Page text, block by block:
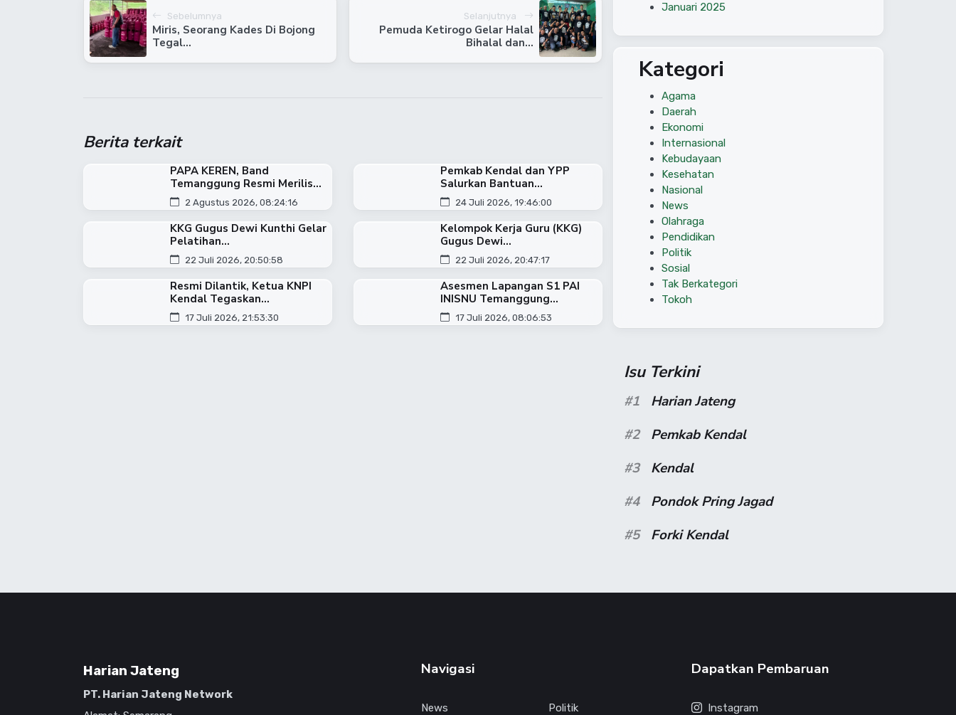
Sebelumnya
Miris, Seorang Kades Di Bojong
Tegal...
Selanjutnya
Pemuda Ketirogo Gelar Halal
Bihalal dan...
Berita terkait
PAPA KEREN, Band
Temanggung Resmi Merilis...
2 Agustus 2026, 08:24:16
Pemkab Kendal dan YPP
Salurkan Bantuan...
24 Juli 2026, 19:46:00
KKG Gugus Dewi Kunthi Gelar
Pelatihan...
22 Juli 2026, 20:50:58
Kelompok Kerja Guru (KKG)
Gugus Dewi...
22 Juli 2026, 20:47:17
Resmi Dilantik, Ketua KNPI
Kendal Tegaskan...
17 Juli 2026, 21:53:30
Asesmen Lapangan S1 PAI
INISNU Temanggung...
17 Juli 2026, 08:06:53
Januari 2025
Kategori
Agama
Daerah
Ekonomi
Internasional
Kebudayaan
Kesehatan
Nasional
News
Olahraga
Pendidikan
Politik
Sosial
Tak Berkategori
Tokoh
Isu Terkini
#1
Harian Jateng
#2
Pemkab Kendal
#3
Kendal
#4
Pondok Pring Jagad
#5
Forki Kendal
Harian Jateng
PT. Harian Jateng Network
Navigasi
News Politik
Dapatkan Pembaruan
Instagram